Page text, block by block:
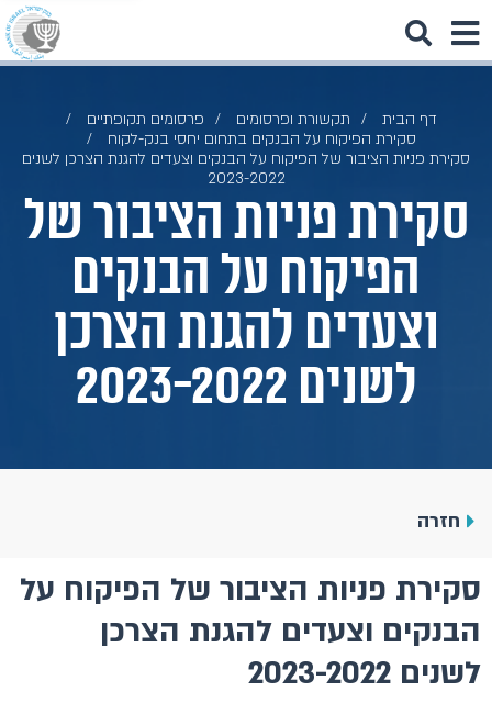
דף הבית תקשורת ופרסומים
פרסומים תקופתיים
סקירת הפיקוח על הבנקים בתחום יחסי בנק-לקוח
סקירת פניות הציבור של הפיקוח על הבנקים וצעדים להגנת הצרכן לשנים
2023-2022
סקירת פניות הציבור של
הפיקוח על הבנקים
וצעדים להגנת הצרכן
לשנים 2023-2022
חזרה
סקירת פניות הציבור של הפיקוח על
הבנקים וצעדים להגנת הצרכן
לשנים 2023-2022